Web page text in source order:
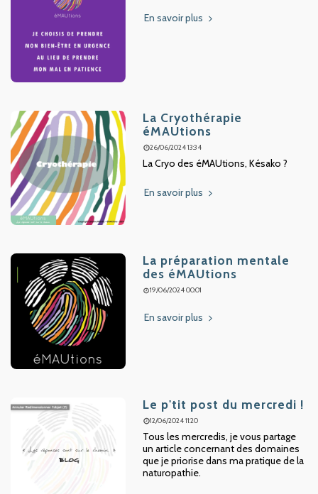
En savoir plus
La Cryothérapie
éMAUtions
26/06/2024 13:34
La Cryo des éMAUtions, Késako ?
En savoir plus
La préparation mentale
des éMAUtions
19/06/2024 00:01
En savoir plus
Le p'tit post du mercredi !
12/06/2024 11:20
Tous les mercredis, je vous partage
un article concernant des domaines
que je priorise dans ma pratique de la
naturopathie.